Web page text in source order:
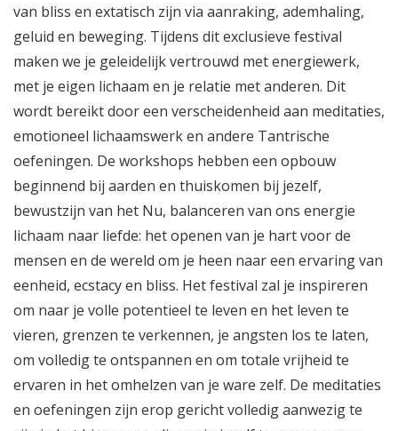
van bliss en extatisch zijn via aanraking, ademhaling,
geluid en beweging. Tijdens dit exclusieve festival
maken we je geleidelijk vertrouwd met energiewerk,
met je eigen lichaam en je relatie met anderen. Dit
wordt bereikt door een verscheidenheid aan meditaties,
emotioneel lichaamswerk en andere Tantrische
oefeningen. De workshops hebben een opbouw
beginnend bij aarden en thuiskomen bij jezelf,
bewustzijn van het Nu, balanceren van ons energie
lichaam naar liefde: het openen van je hart voor de
mensen en de wereld om je heen naar een ervaring van
eenheid, ecstacy en bliss. Het festival zal je inspireren
om naar je volle potentieel te leven en het leven te
vieren, grenzen te verkennen, je angsten los te laten,
om volledig te ontspannen en om totale vrijheid te
ervaren in het omhelzen van je ware zelf. De meditaties
en oefeningen zijn erop gericht volledig aanwezig te